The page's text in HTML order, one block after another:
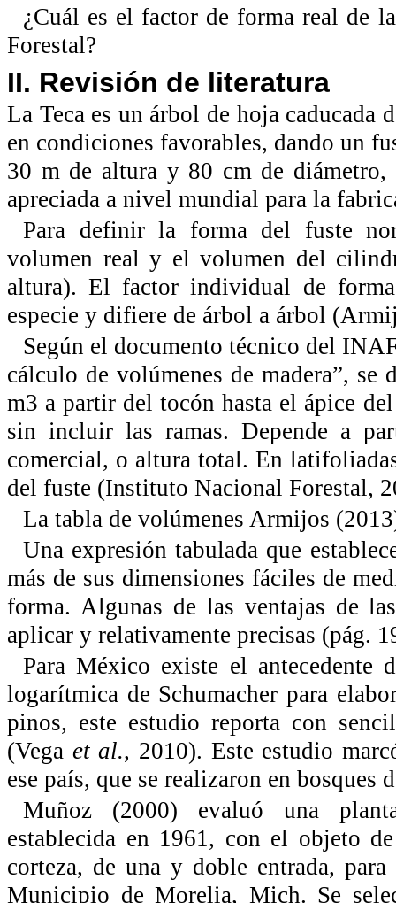
¿Cuál es el factor de forma real de
Forestal?
II. Revisión de literatura
La Teca es un árbol de hoja caducada
en condiciones favorables, dando un
30 m de altura y 80 cm de
apreciada a nivel mundial para la
Para definir la forma del fuste
volumen real y el volumen del
altura). El factor individual de
especie y difiere de árbol a árbol
Según el documento técnico del
cálculo de volúmenes de madera”, se
m3 a partir del tocón hasta el ápice
sin incluir las ramas. Depende a
comercial, o altura total. En
del fuste (Instituto Nacional Forestal,
La tabla de volúmenes Armijos
Una expresión tabulada que
más de sus dimensiones fáciles de
forma. Algunas de las ventajas de
aplicar y relativamente precisas (pág.
Para México existe el antecedente
logarítmica de Schumacher para
pinos, este estudio reporta con
(Vega et al., 2010). Este estudio
ese país, que se realizaron en bosques
Muñoz (2000) evaluó una
establecida en 1961, con el objeto
corteza, de una y doble entrada,
Municipio de Morelia, Mich. Se